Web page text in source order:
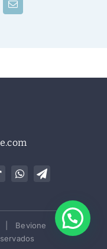
Correo
| Bevione